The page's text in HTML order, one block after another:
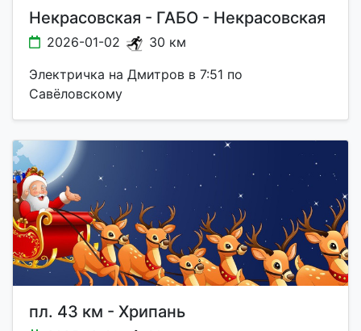
Некрасовская - ГАБО - Некрасовская
2026-01-02
30 км
Электричка на Дмитров в 7:51 по
Савёловскому
пл. 43 км - Хрипань